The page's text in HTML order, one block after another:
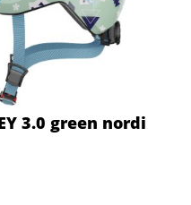
3.0 green nordi